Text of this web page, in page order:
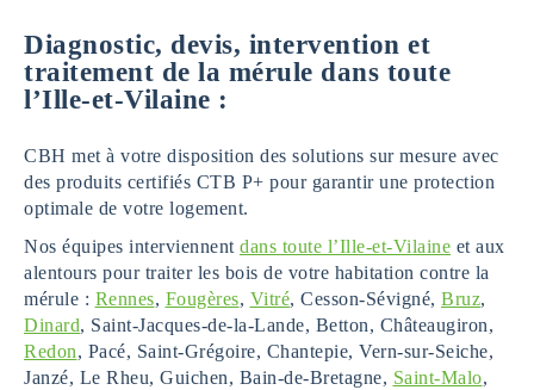
Diagnostic, devis, intervention et
traitement de la mérule dans toute
l’Ille-et-Vilaine :
CBH met à votre disposition des solutions sur mesure avec
des produits certifiés CTB P+ pour garantir une protection
optimale de votre logement.
Nos équipes interviennent dans toute l’Ille-et-Vilaine et aux
alentours pour traiter les bois de votre habitation contre la
mérule : Rennes, Fougères, Vitré, Cesson-Sévigné, Bruz,
Dinard, Saint-Jacques-de-la-Lande, Betton, Châteaugiron,
Redon, Pacé, Saint-Grégoire, Chantepie, Vern-sur-Seiche,
Janzé, Le Rheu, Guichen, Bain-de-Bretagne, Saint-Malo,